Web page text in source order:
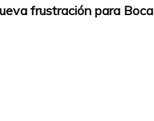
frustración para Boca